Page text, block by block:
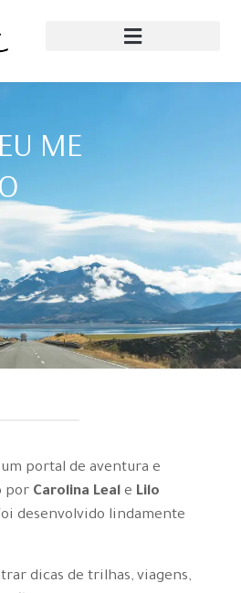
ME
portal de aventura e
porCarolina Leale Lilo
desenvolvido lindamente
dicas de trilhas, viagens,